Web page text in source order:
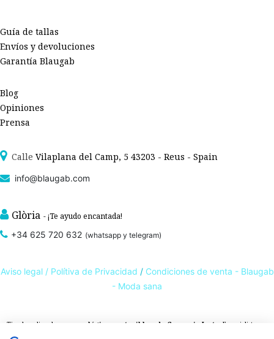
Guía de tallas
Envíos y devoluciones
Garantía Blaugab
Blog
Opiniones
Prensa
Calle Vilaplana del Camp, 5 43203 - Reus - Spain
info@blaugab.com
Glòria - ¡Te ayudo encantada!
+34 625 720 632 (whatsapp y telegram)
Aviso legal / Polítiva de Privacidad / Condiciones de venta - Blaugab
- Moda sana
Tienda online de ropa ecológica, sostenible y de Comercio Justo
. Especialistas en